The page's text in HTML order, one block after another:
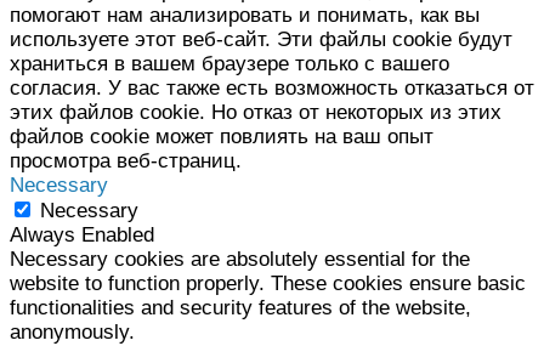
помогают нам анализировать и понимать, как вы
используете этот веб-сайт. Эти файлы cookie будут
храниться в вашем браузере только с вашего
согласия. У вас также есть возможность отказаться от
этих файлов cookie. Но отказ от некоторых из этих
файлов cookie может повлиять на ваш опыт
просмотра веб-страниц.
Necessary
Necessary
Always Enabled
Necessary cookies are absolutely essential for the
website to function properly. These cookies ensure basic
functionalities and security features of the website,
anonymously.